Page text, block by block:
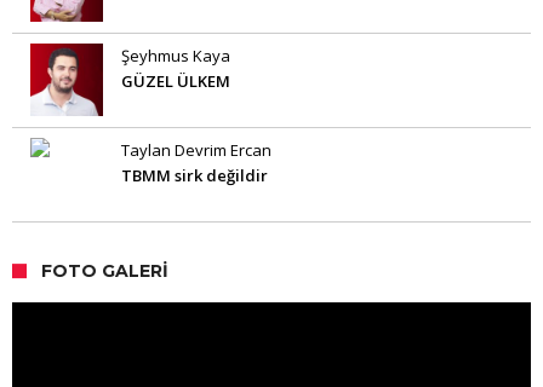
Şeyhmus Kaya
GÜZEL ÜLKEM
Taylan Devrim Ercan
TBMM sirk değildir
FOTO GALERI